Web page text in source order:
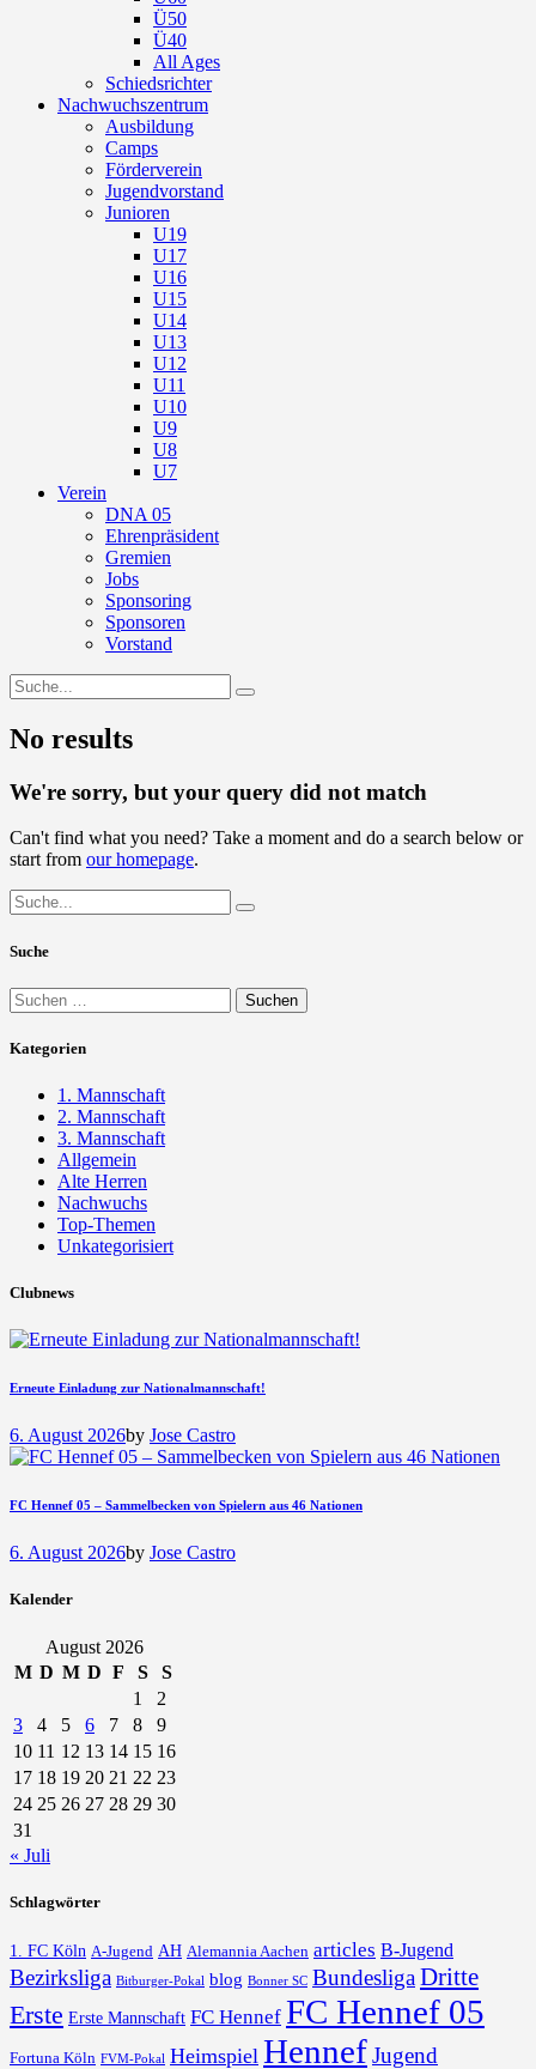
Ü50
Ü40
All Ages
Schiedsrichter
Nachwuchszentrum
Ausbildung
Camps
Förderverein
Jugendvorstand
Junioren
U19
U17
U16
U15
U14
U13
U12
U11
U10
U9
U8
U7
Verein
DNA 05
Ehrenpräsident
Gremien
Jobs
Sponsoring
Sponsoren
Vorstand
No results
We're sorry, but your query did not match
Can't find what you need? Take a moment and do a search below or
start from our homepage.
Suche
Suchen
nach:
Kategorien
1. Mannschaft
2. Mannschaft
3. Mannschaft
Allgemein
Alte Herren
Nachwuchs
Top-Themen
Unkategorisiert
Clubnews
Erneute Einladung zur Nationalmannschaft!
6. August 2026by Jose Castro
FC Hennef 05 – Sammelbecken von Spielern aus 46 Nationen
6. August 2026by Jose Castro
Kalender
August 2026
M D M D F S
S
1
2
3
4 5 6 7 8
9
10 11 12 13 14 15 16
17 18 19 20 21 22 23
24 25 26 27 28 29 30
31
« Juli
Schlagwörter
1. FC Köln A-Jugend AH Alemannia Aachen articles B-Jugend
Bezirksliga Bitburger-Pokal blog Bonner SC Bundesliga Dritte
Erste Erste Mannschaft FC Hennef FC Hennef 05
Fortuna Köln FVM-Pokal Heimspiel HennefJugend